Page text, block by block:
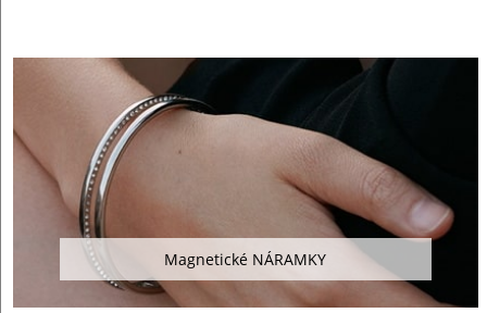
Magnetické NÁRAMKY